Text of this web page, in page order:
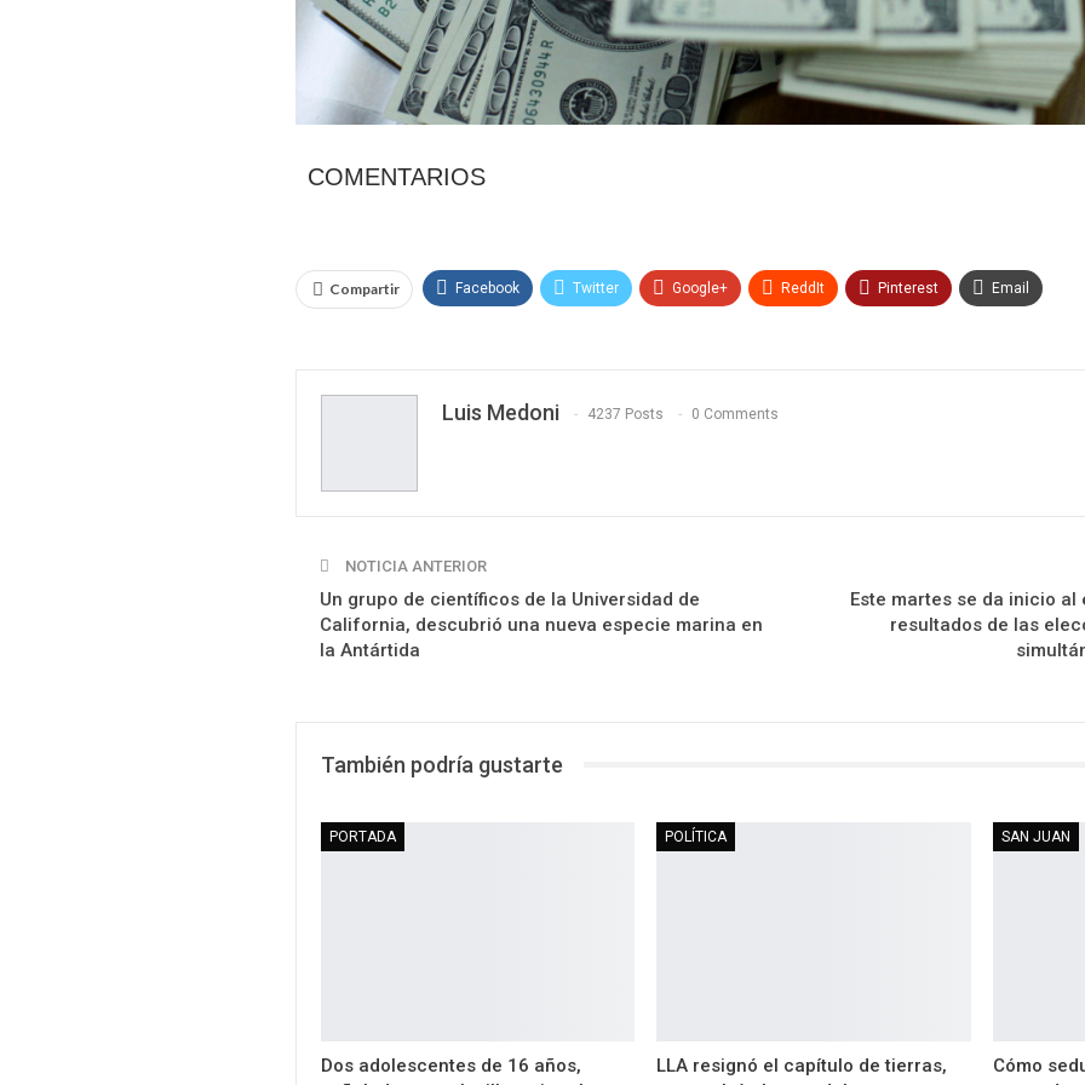
COMENTARIOS
Compartir Facebook Twitter Google+ ReddIt Pinterest Email
Luis Medoni 4237 Posts 0 Comments
NOTICIA ANTERIOR
Un grupo de científicos de la Universidad de
California, descubrió una nueva especie marina en
la Antártida
Este martes se da inicio
resultados de las
También podría gustarte
PORTADA
Dos adolescentes de 16 años,
POLÍTICA
LLA resignó el capítulo de tierras,
SAN JUAN
Cómo